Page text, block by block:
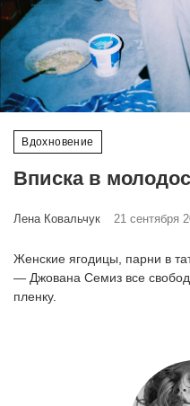
Вдохновение
Вписка в
Лена Ковальчук 21 сентября
Женские ягодицы, парни в
— Джована Семиз все
пленку.